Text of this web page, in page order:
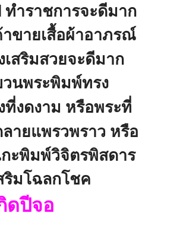
ทำราชการจะดีมาก
ขายเสื้อผ้าอาภรณ์
เสริมสวยจะดีมาก
นพระพิมพ์ทรง
ที่งดงาม หรือพระที่
ายแพรวพราว หรือ
ะพิมพ์วิจิตรพิสดาร
ริมโฉลกโชค
ดปีจอ